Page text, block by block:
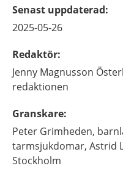
Senast uppdaterad:
2025-05-26
Redaktör:
Jenny Magnusson
redaktionen
Granskare:
Peter Grimheden,
tarmsjukdomar, Astrid
Stockholm